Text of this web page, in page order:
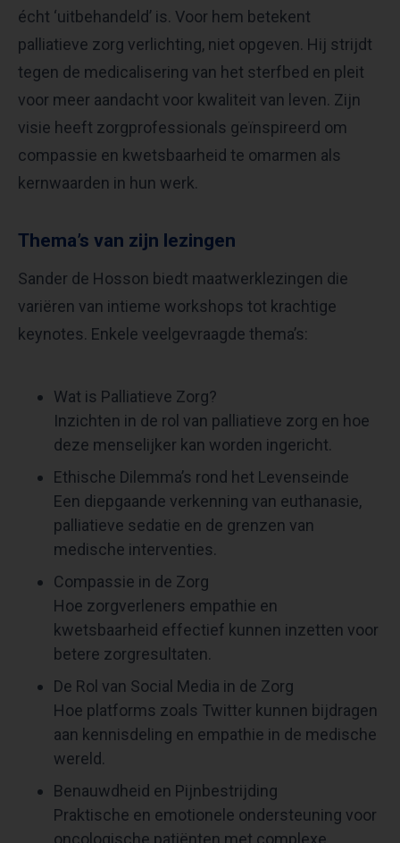
écht ‘uitbehandeld’ is. Voor hem betekent
palliatieve zorg verlichting, niet opgeven. Hij strijdt
tegen de medicalisering van het sterfbed en pleit
voor meer aandacht voor kwaliteit van leven. Zijn
visie heeft zorgprofessionals geïnspireerd om
compassie en kwetsbaarheid te omarmen als
kernwaarden in hun werk.
Thema’s van zijn lezingen
Sander de Hosson biedt maatwerklezingen die
variëren van intieme workshops tot krachtige
keynotes. Enkele veelgevraagde thema’s:
Wat is Palliatieve Zorg?
Inzichten in de rol van palliatieve zorg en hoe
deze menselijker kan worden ingericht.
Ethische Dilemma’s rond het Levenseinde
Een diepgaande verkenning van euthanasie,
palliatieve sedatie en de grenzen van
medische interventies.
Compassie in de Zorg
Hoe zorgverleners empathie en
kwetsbaarheid effectief kunnen inzetten voor
betere zorgresultaten.
De Rol van Social Media in de Zorg
Hoe platforms zoals Twitter kunnen bijdragen
aan kennisdeling en empathie in de medische
wereld.
Benauwdheid en Pijnbestrijding
Praktische en emotionele ondersteuning voor
oncologische patiënten met complexe